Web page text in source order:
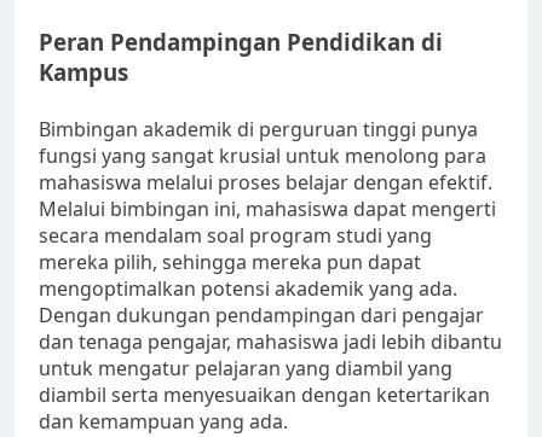
Peran Pendampingan Pendidikan di
Kampus
Bimbingan akademik di perguruan tinggi punya
fungsi yang sangat krusial untuk menolong para
mahasiswa melalui proses belajar dengan efektif.
Melalui bimbingan ini, mahasiswa dapat mengerti
secara mendalam soal program studi yang
mereka pilih, sehingga mereka pun dapat
mengoptimalkan potensi akademik yang ada.
Dengan dukungan pendampingan dari pengajar
dan tenaga pengajar, mahasiswa jadi lebih dibantu
untuk mengatur pelajaran yang diambil yang
diambil serta menyesuaikan dengan ketertarikan
dan kemampuan yang ada.